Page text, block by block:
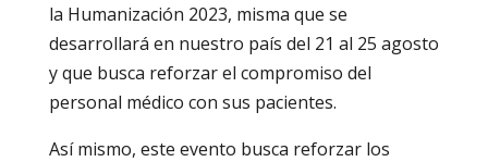
la Humanización 2023, misma que se
desarrollará en nuestro país del 21 al 25 agosto
y que busca reforzar el compromiso del
personal médico con sus pacientes.
Así mismo, este evento busca reforzar los